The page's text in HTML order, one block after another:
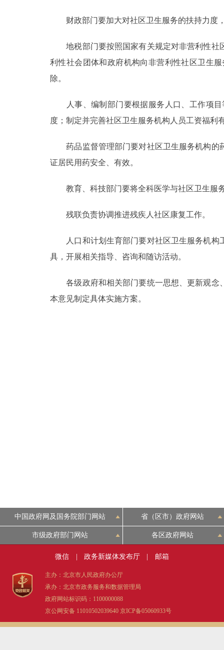
财政部门要加大对社区卫生服务的扶持力度
地税部门要按照国家有关规定对非营利性社
利性社会团体和政府机构向非营利性社区卫生
除。
人事、编制部门要根据服务人口、工作项目
度；制定并完善社区卫生服务机构人员工资福利
药品监督管理部门要对社区卫生服务机构的
证居民用药安全、有效。
教育、科技部门要将全科医学与社区卫生服务
残联负责协调推进残疾人社区康复工作。
人口和计划生育部门要对社区卫生服务机构
具，开展相关指导、咨询和随访活动。
各级政府和相关部门要统一思想、更新观念
本意见制定具体实施方案。
中国政府网及国务院部门网站 省（区市）政府网站
市级政府部门网站 各区政府网站
微信 政务新媒体发布厅 邮箱
主办：北京市人民政府办公厅
承办：北京市政务服务和数据管理局
政府网站标识码：1100000088
京公网安备 11010502039640 京ICP备05060933号